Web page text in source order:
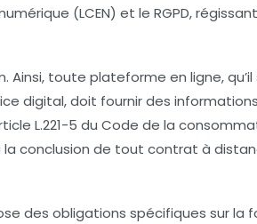
(LCEN) et le RGPD,
Ainsi, toute plateforme en ligne, qu’il
digital, doit fournir des
L.221-5 du Code de la
conclusion de tout contrat à
des obligations spécifiques sur la